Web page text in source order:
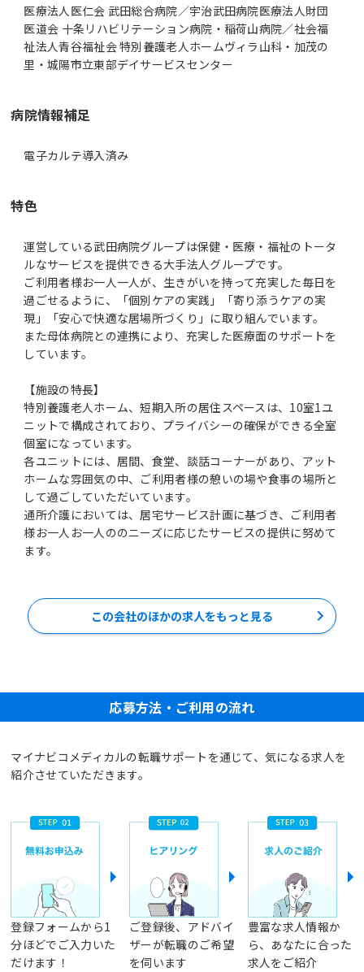
医療法人医仁会 武田総合病院／宇治武田病院医療法人財団
医道会 十条リハビリテーション病院・稲荷山病院／社会福
祉法人青谷福祉会 特別養護老人ホームヴィラ山科・加茂の
里・城陽市立東部デイサービスセンター
病院情報補足
電子カルテ導入済み
特色
運営している武田病院グループは保健・医療・福祉のトータ
ルなサービスを提供できる大手法人グループです。
ご利用者様お一人一人が、生きがいを持って充実した毎日を
過ごせるように、「個別ケアの実践」「寄り添うケアの実
現」「安心で快適な居場所づくり」に取り組んでいます。
また母体病院との連携により、充実した医療面のサポートを
しています。
【施設の特長】
特別養護老人ホーム、短期入所の居住スペースは、10室1ユ
ニットで構成されており、プライバシーの確保ができる全室
個室になっています。
各ユニットには、居間、食堂、談話コーナーがあり、アット
ホームな雰囲気の中、ご利用者様の憩いの場や食事の場所と
して過ごしていただいています。
通所介護においては、居宅サービス計画に基づき、ご利用者
様お一人お一人ののニーズに応じたサービスの提供に努めて
ます。
この会社のほかの求人をもっと見る
応募方法・ご利用の流れ
マイナビコメディカルの転職サポートを通じて、気になる求人を
紹介させていただきます。
登録フォームから1
分ほどでご入力いた
だけます！
ご登録後、アドバイ
ザーが転職のご希望
を伺います
豊富な求人情報か
ら、あなたに合った
求人をご紹介